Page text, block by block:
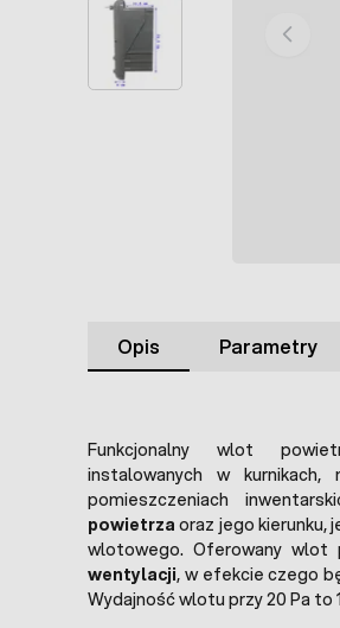
Opis Parametry
Funkcjonalny wlot
instalowanych w
pomieszczeniach
powietrza oraz jego
wlotowego. Oferowany wlot
wentylacji, w efekcie czego
Wydajność wlotu przy 20 Pa to